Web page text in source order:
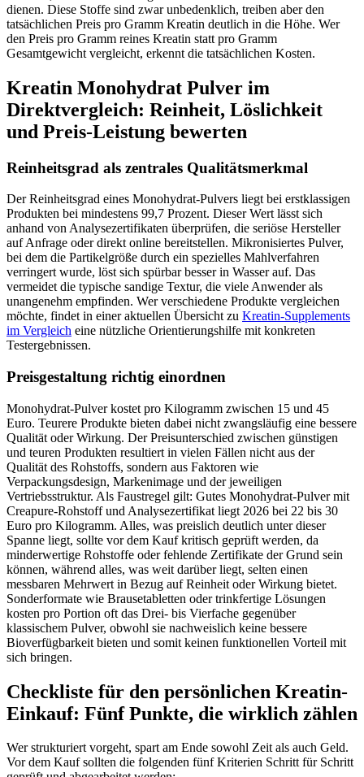
dienen. Diese Stoffe sind zwar unbedenklich, treiben aber den
tatsächlichen Preis pro Gramm Kreatin deutlich in die Höhe. Wer
den Preis pro Gramm reines Kreatin statt pro Gramm
Gesamtgewicht vergleicht, erkennt die tatsächlichen Kosten.
Kreatin Monohydrat Pulver im
Direktvergleich: Reinheit, Löslichkeit
und Preis-Leistung bewerten
Reinheitsgrad als zentrales Qualitätsmerkmal
Der Reinheitsgrad eines Monohydrat-Pulvers liegt bei erstklassigen
Produkten bei mindestens 99,7 Prozent. Dieser Wert lässt sich
anhand von Analysezertifikaten überprüfen, die seriöse Hersteller
auf Anfrage oder direkt online bereitstellen. Mikronisiertes Pulver,
bei dem die Partikelgröße durch ein spezielles Mahlverfahren
verringert wurde, löst sich spürbar besser in Wasser auf. Das
vermeidet die typische sandige Textur, die viele Anwender als
unangenehm empfinden. Wer verschiedene Produkte vergleichen
möchte, findet in einer aktuellen Übersicht zu Kreatin-Supplements
im Vergleich eine nützliche Orientierungshilfe mit konkreten
Testergebnissen.
Preisgestaltung richtig einordnen
Monohydrat-Pulver kostet pro Kilogramm zwischen 15 und 45
Euro. Teurere Produkte bieten dabei nicht zwangsläufig eine bessere
Qualität oder Wirkung. Der Preisunterschied zwischen günstigen
und teuren Produkten resultiert in vielen Fällen nicht aus der
Qualität des Rohstoffs, sondern aus Faktoren wie
Verpackungsdesign, Markenimage und der jeweiligen
Vertriebsstruktur. Als Faustregel gilt: Gutes Monohydrat-Pulver mit
Creapure-Rohstoff und Analysezertifikat liegt 2026 bei 22 bis 30
Euro pro Kilogramm. Alles, was preislich deutlich unter dieser
Spanne liegt, sollte vor dem Kauf kritisch geprüft werden, da
minderwertige Rohstoffe oder fehlende Zertifikate der Grund sein
können, während alles, was weit darüber liegt, selten einen
messbaren Mehrwert in Bezug auf Reinheit oder Wirkung bietet.
Sonderformate wie Brausetabletten oder trinkfertige Lösungen
kosten pro Portion oft das Drei- bis Vierfache gegenüber
klassischem Pulver, obwohl sie nachweislich keine bessere
Bioverfügbarkeit bieten und somit keinen funktionellen Vorteil mit
sich bringen.
Checkliste für den persönlichen Kreatin-
Einkauf: Fünf Punkte, die wirklich zählen
Wer strukturiert vorgeht, spart am Ende sowohl Zeit als auch Geld.
Vor dem Kauf sollten die folgenden fünf Kriterien Schritt für Schritt